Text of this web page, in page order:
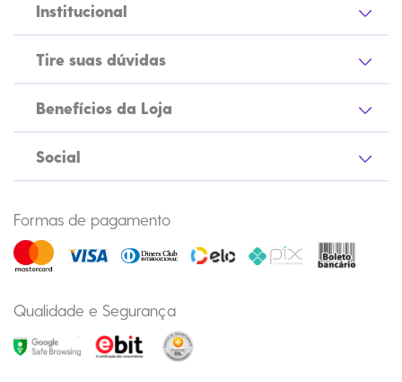
Institucional
Tire suas dúvidas
Benefícios da Loja
Social
Formas de pagamento
Qualidade e Segurança